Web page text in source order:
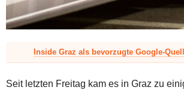
Inside Graz als bevorzugte Google-
Seit letzten Freitag kam es in Graz zu